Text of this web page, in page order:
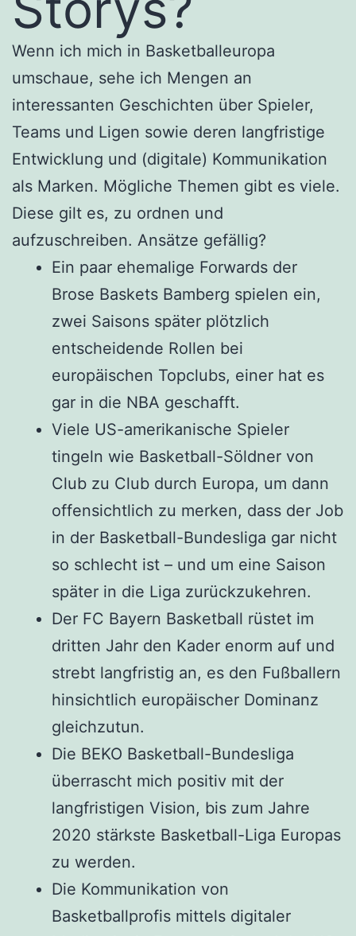
Wenn ich mich in Basketballeuropa
umschaue, sehe ich Mengen an
interessanten Geschichten über Spieler,
Teams und Ligen sowie deren langfristige
Entwicklung und (digitale) Kommunikation
als Marken. Mögliche Themen gibt es viele.
Diese gilt es, zu ordnen und
aufzuschreiben. Ansätze gefällig?
Ein paar ehemalige Forwards der
Brose Baskets Bamberg spielen ein,
zwei Saisons später plötzlich
entscheidende Rollen bei
europäischen Topclubs, einer hat es
gar in die NBA geschafft.
Viele US-amerikanische Spieler
tingeln wie Basketball-Söldner von
Club zu Club durch Europa, um dann
offensichtlich zu merken, dass der Job
in der Basketball-Bundesliga gar nicht
so schlecht ist – und um eine Saison
später in die Liga zurückzukehren.
Der FC Bayern Basketball rüstet im
dritten Jahr den Kader enorm auf und
strebt langfristig an, es den Fußballern
hinsichtlich europäischer Dominanz
gleichzutun.
Die BEKO Basketball-Bundesliga
überrascht mich positiv mit der
langfristigen Vision, bis zum Jahre
2020 stärkste Basketball-Liga Europas
zu werden.
Die Kommunikation von
Basketballprofis mittels digitaler